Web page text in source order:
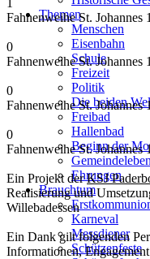
Themen
Menschen
Eisenbahn
Schule
Freizeit
Politik
Die beiden
Freibad
Hallenbad
Beginn der
Gemeindeleben
Ehrungen
Brauchtum
Karneval
Messdiener
Schützenfeste
1
Fahnenweihe St. Johannes
0
Fahnenweihe St. Johannes
0
Fahnenweihe St. Johannes
0
Fahnenweihe St. Johannes
Ein Projekt derKSJ
Realisierung und
Willebadessen
Ein Dank gilt folgenden
Informationen,